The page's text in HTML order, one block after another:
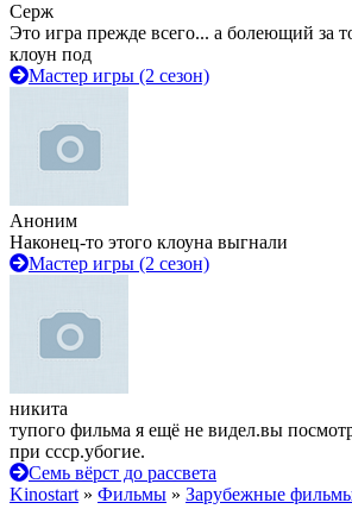
Серж
Это игра прежде всего... а болеющий за
клоун под
Мастер игры (2 сезон)
Аноним
Наконец-то этого клоуна выгнали
Мастер игры (2 сезон)
никита
тупого фильма я ещё не видел.вы
при ссср.убогие.
Семь вёрст до рассвета
Kinostart » Фильмы » Зарубежные